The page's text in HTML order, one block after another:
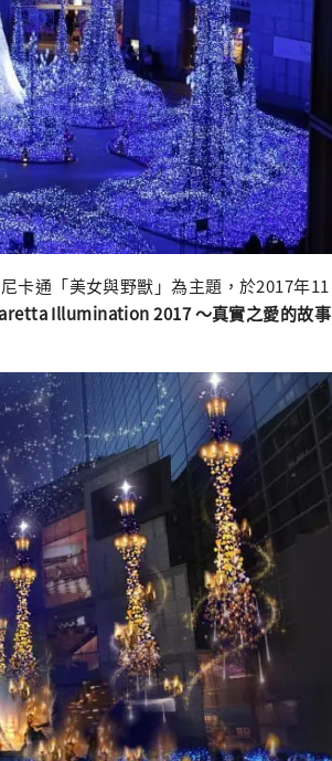
卡通「美女與野獸」為主題，於2017年11
Illumination 2017 ～真實之愛的故事